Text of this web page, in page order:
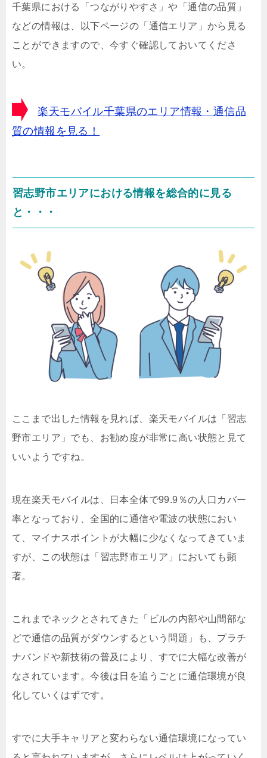
千葉県における「つながりやすさ」や「通信の品質」
などの情報は、以下ページの「通信エリア」から見る
ことができますので、今すぐ確認しておいてくださ
い。
楽天モバイル千葉県のエリア情報・通信品
質の情報を見る！
習志野市エリアにおける情報を総合的に見る
と・・・
ここまで出した情報を見れば、楽天モバイルは「習志
野市エリア」でも、お勧め度が非常に高い状態と見て
いいようですね。
現在楽天モバイルは、日本全体で99.9％の人口カバー
率となっており、全国的に通信や電波の状態におい
て、マイナスポイントが大幅に少なくなってきていま
すが、この状態は「習志野市エリア」においても顕
著。
これまでネックとされてきた「ビルの内部や山間部な
どで通信の品質がダウンするという問題」も、プラチ
ナバンドや新技術の普及により、すでに大幅な改善が
なされています。今後は日を追うごとに通信環境が良
化していくはずです。
すでに大手キャリアと変わらない通信環境になってい